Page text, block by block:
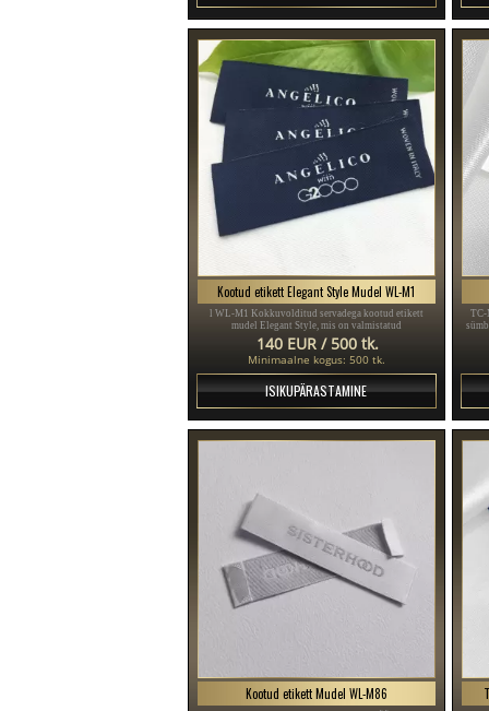
Kootud etikett Elegant Style Mudel WL-M1
l WL-M1 Kokkuvolditud servadega kootud etikett
mudel Elegant Style, mis on valmistatud
tekstiilmaterjalist ja kohandatud tikitud pealdistega.
140 EUR / 500 tk.
Minimaalne kogus: 500 tk.
ISIKUPÄRASTAMINE
TC-
Kootud etikett Mudel WL-M86